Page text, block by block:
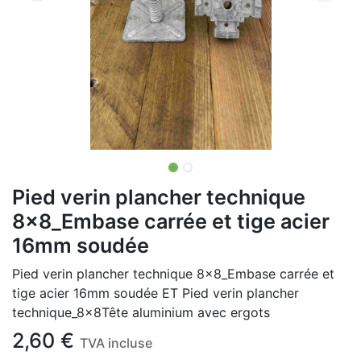
Pied verin plancher technique
8x8_Embase carrée et tige acier
16mm soudée
Pied verin plancher technique 8x8_Embase carrée et
tige acier 16mm soudée ET Pied verin plancher
technique_8x8Tête aluminium avec ergots
2,60 € TVA incluse